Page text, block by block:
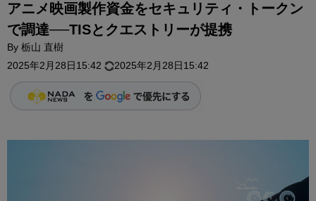
アニメ映画製作資金をセキュリティ・トークン
で調達──TISとクエストリーが提携
By 栃山 直樹
2025年2月28日15:42
2025年2月28日15:42